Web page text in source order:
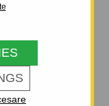
remorcilor și
ne-am
inovatoare care
și de